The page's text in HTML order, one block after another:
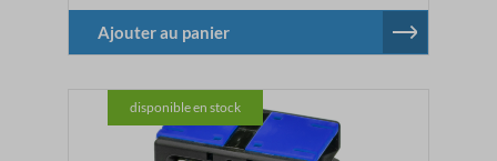
Caractéristiques techniquesCourant
primaire : 200 ACourant
secondaire : 1 ADimensions :
Ajouter au panier
disponible en stock